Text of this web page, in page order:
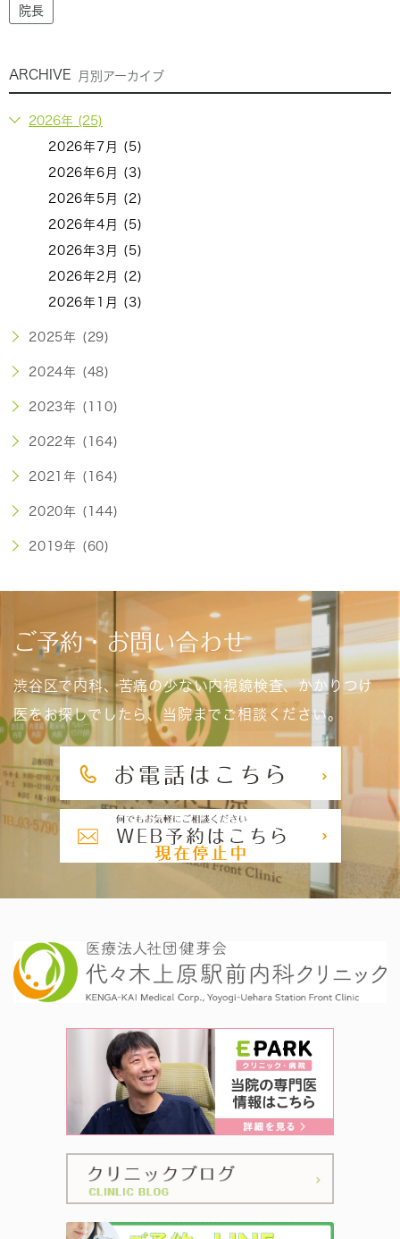
院長
ARCHIVE 月別アーカイブ
2026年 (25)
2026年7月 (5)
2026年6月 (3)
2026年5月 (2)
2026年4月 (5)
2026年3月 (5)
2026年2月 (2)
2026年1月 (3)
2025年 (29)
2024年 (48)
2023年 (110)
2022年 (164)
2021年 (164)
2020年 (144)
2019年 (60)
ご予約・お問い合わせ
渋谷区で内科、苦痛の少ない内視鏡検査、かかりつけ
医をお探しでしたら、当院までご相談ください。